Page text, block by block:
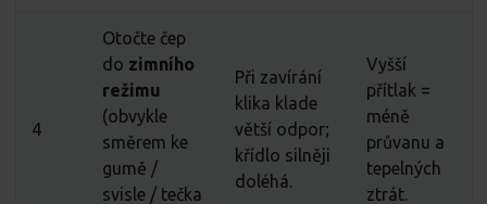
4
Otočte čep
do zimního
režimu
(obvykle
směrem ke
gumě /
svisle / tečka
Při zavírání
klika klade
větší odpor;
křídlo silněji
doléhá.
Vyšší
přítlak =
méně
průvanu a
tepelných
ztrát.